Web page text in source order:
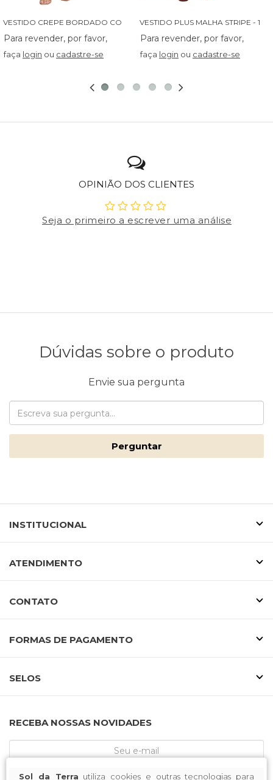
Sol da Terra utiliza cookies e outras tecnologias para
faça login ou cadastre-se faça login ou cadastre-se
OPINIÃO DOS CLIENTES
Seja o primeiro a escrever uma análise
Dúvidas sobre o produto
Envie sua pergunta
Perguntar
INSTITUCIONAL
ATENDIMENTO
CONTATO
FORMAS DE PAGAMENTO
SELOS
RECEBA NOSSAS NOVIDADES